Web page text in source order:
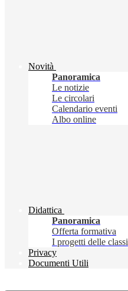
Novità
Panoramica
Le notizie
Le circolari
Calendario eventi
Albo online
Didattica
Panoramica
Offerta formativa
I progetti delle classi
Privacy
Documenti Utili